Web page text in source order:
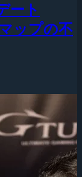
ート
ップの不